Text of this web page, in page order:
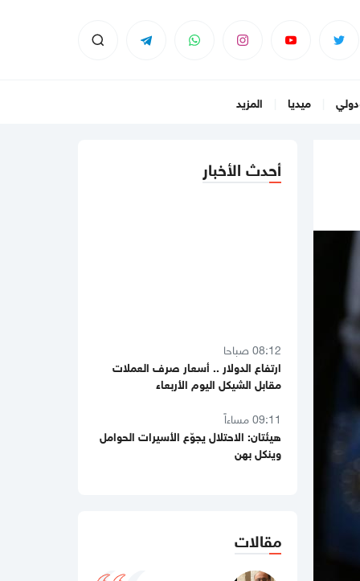
ميديا المزيد
أحدث الأخبار
مقابل الشيكل اليوم الأربعاء
09:11 مساءاً
وينكل بهن
09:09 مساءاً
بنيران جيش الاحتلال خلال 24 ساعة
مقالات